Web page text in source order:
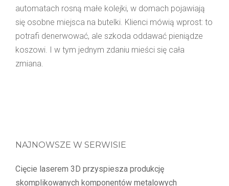
automatach rosną małe kolejki, w domach pojawiają
się osobne miejsca na butelki. Klienci mówią wprost: to
potrafi denerwować, ale szkoda oddawać pieniądze
koszowi. I w tym jednym zdaniu mieści się cała
zmiana.
NAJNOWSZE W SERWISIE
Cięcie laserem 3D przyspiesza produkcję
skomplikowanych komponentów metalowych